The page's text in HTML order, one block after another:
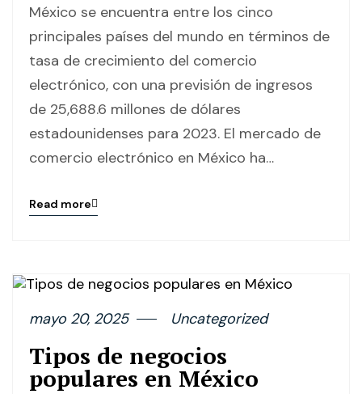
México se encuentra entre los cinco
principales países del mundo en términos de
tasa de crecimiento del comercio
electrónico, con una previsión de ingresos
de 25,688.6 millones de dólares
estadounidenses para 2023. El mercado de
comercio electrónico en México ha…
Blog
Read more
mayo 20, 2025 Uncategorized
Tipos de negocios
populares en México